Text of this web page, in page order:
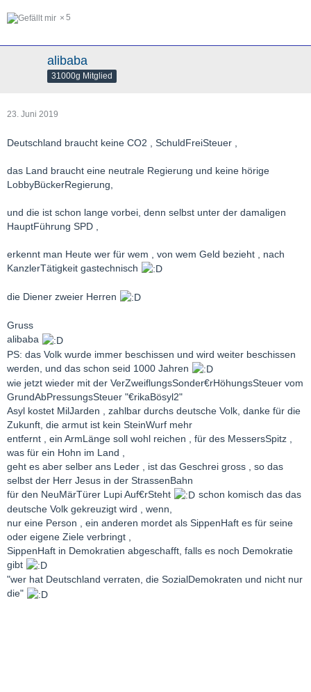
5
alibaba
31000g Mitglied
23. Juni 2019
Deutschland braucht keine CO2 , SchuldFreiSteuer ,
das Land braucht eine neutrale Regierung und keine hörige
LobbyBückerRegierung,
und die ist schon lange vorbei, denn selbst unter der damaligen
HauptFührung SPD ,
erkennt man Heute wer für wem , von wem Geld bezieht , nach
KanzlerTätigkeit gastechnisch
die Diener zweier Herren
Gruss
alibaba
PS: das Volk wurde immer beschissen und wird weiter beschissen
werden, und das schon seid 1000 Jahren
wie jetzt wieder mit der VerZweiflungsSonder€rHöhungsSteuer vom
GrundAbPressungsSteuer "€rikaBösyl2"
Asyl kostet MilJarden , zahlbar durchs deutsche Volk, danke für die
Zukunft, die armut ist kein SteinWurf mehr
entfernt , ein ArmLänge soll wohl reichen , für des MessersSpitz ,
was für ein Hohn im Land ,
geht es aber selber ans Leder , ist das Geschrei gross , so das
selbst der Herr Jesus in der StrassenBahn
für den NeuMärTürer Lupi Auf€rSteht
schon komisch das das
deutsche Volk gekreuzigt wird , wenn,
nur eine Person , ein anderen mordet als SippenHaft es für seine
oder eigene Ziele verbringt ,
SippenHaft in Demokratien abgeschafft, falls es noch Demokratie
gibt
"wer hat Deutschland verraten, die SozialDemokraten und nicht nur
die"